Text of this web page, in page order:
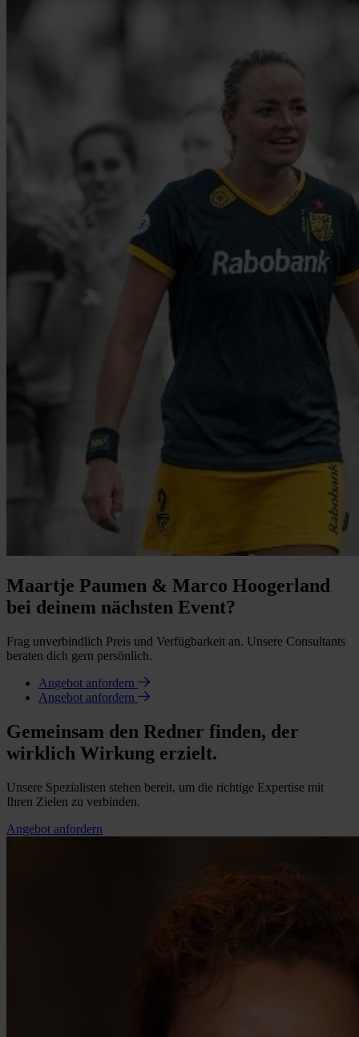
Maartje Paumen & Marco Hoogerland
bei deinem nächsten Event?
Frag unverbindlich Preis und Verfügbarkeit an. Unsere Consultants
beraten dich gern persönlich.
Angebot anfordern
Angebot anfordern
Gemeinsam den Redner finden, der
wirklich Wirkung erzielt.
Unsere Spezialisten stehen bereit, um die richtige Expertise mit
Ihren Zielen zu verbinden.
Angebot anfordern